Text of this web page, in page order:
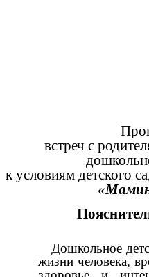
встреч с
к условиям детского
Дошкольное
жизни человека,